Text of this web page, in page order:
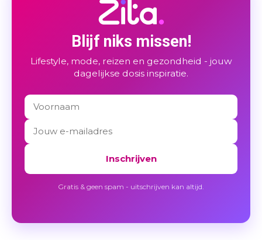
Blijf niks missen!
Lifestyle, mode, reizen en gezondheid - jouw
dagelijkse dosis inspiratie.
Inschrijven
Gratis & geen spam - uitschrijven kan altijd.